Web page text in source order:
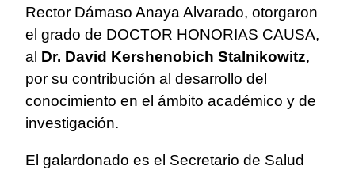
Rector Dámaso Anaya Alvarado, otorgaron
el grado de DOCTOR HONORIAS CAUSA,
al Dr. David Kershenobich Stalnikowitz,
por su contribución al desarrollo del
conocimiento en el ámbito académico y de
investigación.
El galardonado es el Secretario de Salud